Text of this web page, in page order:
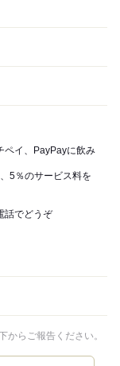
ペイ、PayPayに飲み
5％のサービス料を
話でどうぞ
らご報告ください。